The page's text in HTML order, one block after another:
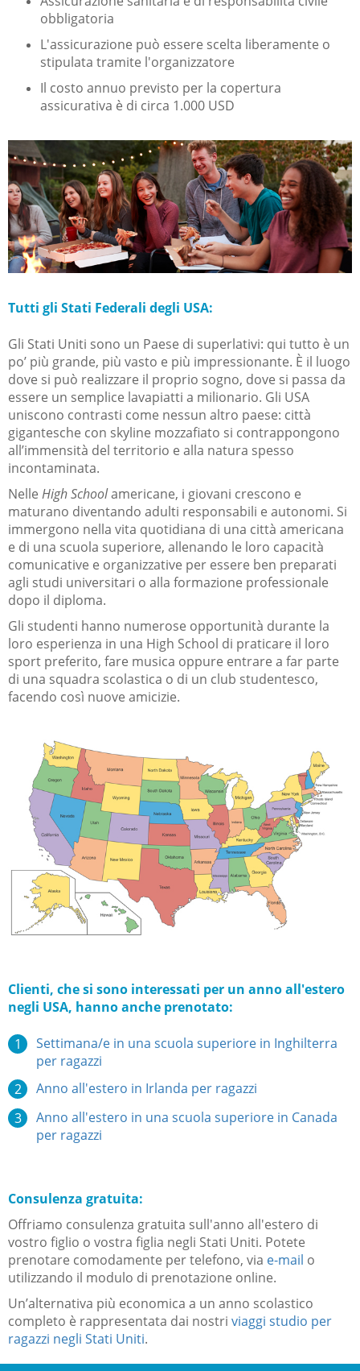
obbligatoria
L'assicurazione può essere scelta liberamente o
stipulata tramite l'organizzatore
Il costo annuo previsto per la copertura
assicurativa è di circa 1.000 USD
Tutti gli Stati Federali degli USA:
Gli Stati Uniti sono un Paese di superlativi: qui tutto è un
po’ più grande, più vasto e più impressionante. È il luogo
dove si può realizzare il proprio sogno, dove si passa da
essere un semplice lavapiatti a milionario. Gli USA
uniscono contrasti come nessun altro paese: città
gigantesche con skyline mozzafiato si contrappongono
all’immensità del territorio e alla natura spesso
incontaminata.
Nelle High Schoolamericane, i giovani crescono e
maturano diventando adulti responsabili e autonomi. Si
immergono nella vita quotidiana di una città americana
e di una scuola superiore, allenando le loro capacità
comunicative e organizzative per essere ben preparati
agli studi universitari o alla formazione professionale
dopo il diploma.
Gli studenti hanno numerose opportunità durante la
loro esperienza in una High School di praticare il loro
sport preferito, fare musica oppure entrare a far parte
di una squadra scolastica o di un club studentesco,
facendo così nuove amicizie.
Clienti, che si sono interessati per un anno all'estero
negli USA, hanno anche prenotato:
Settimana/e in una scuola superiore in Inghilterra
per ragazzi
Anno all'estero in Irlanda per ragazzi
Anno all'estero in una scuola superiore in Canada
per ragazzi
Consulenza gratuita:
Offriamo consulenza gratuita sull'anno all'estero di
vostro figlio o vostra figlia negli Stati Uniti. Potete
prenotare comodamente per telefono, via e-mail o
utilizzando il modulo di prenotazione online.
Un’alternativa più economica a un anno scolastico
completo è rappresentata dai nostri viaggi studio per
ragazzi negli Stati Uniti.